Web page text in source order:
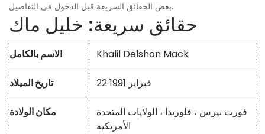
بعض الحقائق السريعة قبل الدخول في التفاصيل.
حقائق سريعة: خليل ماك
الاسم بالكامل Khalil Delshon Mack
تاريخ الميلاد 22 فبراير 1991
مكان الولادة
فورت بيرس ، فلوريدا ، الولايات المتحدة
الأمريكية